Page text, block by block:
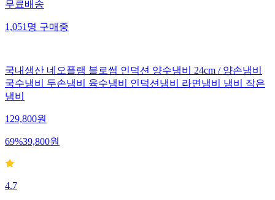
무료배송
1,051명구매중
국내생산 네오플램 블로썸 인덕션 양수냄비 24cm / 양손냄비
국수냄비 두손냄비 육수냄비 인덕션냄비 라면냄비 냄비 작은
냄비
129,800원
69%39,800원
4.7